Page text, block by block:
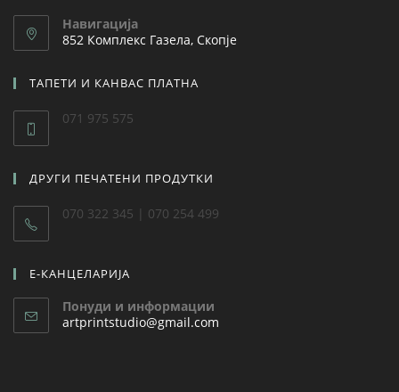
Навигација
852 Комплекс Газела, Скопје
ТАПЕТИ И КАНВАС ПЛАТНА
071 975 575
ДРУГИ ПЕЧАТЕНИ ПРОДУТКИ
070 322 345 | 070 254 499
Е-КАНЦЕЛАРИЈА
Понуди и информации
artprintstudio@gmail.com